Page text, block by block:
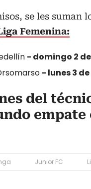
se les suman
Femenina:
- domingo 2
- lunes 3
del
Junior FC